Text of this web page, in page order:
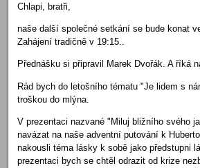
Chlapi, bratři,
naše další společné setkání se bude konat
Zahájení tradičně v 19:15..
Přednášku si připravil Marek Dvořák. A říká
Rád bych do letošního tématu "Je lidem s
troškou do mlýna.
V prezentaci nazvané "Miluj bližního svého
navázat na naše adventní putování k
nakousli téma lásky k sobě jako předstupni
prezentaci bych se chtěl odrazit od krize